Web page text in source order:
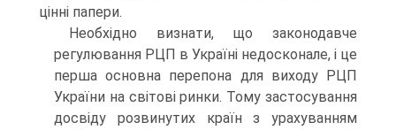
цінні папери.
Необхідно визнати, що законодавче
регулювання РЦП в Україні недосконале, і це
перша основна перепона для виходу РЦП
України на світові ринки. Тому застосування
досвіду розвинутих країн з урахуванням